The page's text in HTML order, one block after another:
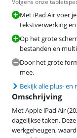
Volgens onze
Met iPad Air voer
tekstverwerking
Op het grote
bestanden en
Door het grote
mee.
Bekijk alle plus- en
Omschrijving
Met Apple iPad Air
dagelijkse taken.
werkgeheugen,